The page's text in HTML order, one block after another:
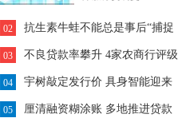
02 抗生素牛蛙不能总是事后“捕捉
03 不良贷款率攀升 4家农商行评级
04 宇树敲定发行价 具身智能迎来
05 厘清融资糊涂账 多地推进贷款